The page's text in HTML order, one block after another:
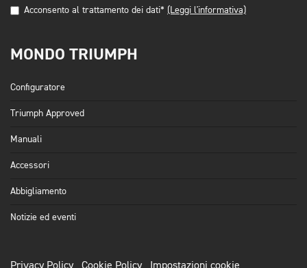
Acconsento al trattamento dei dati* (Leggi l'informativa)
MONDO TRIUMPH
Configuratore
Triumph Approved
Manuali
Accessori
Abbigliamento
Notizie ed eventi
Privacy Policy Cookie Policy Impostazioni cookie